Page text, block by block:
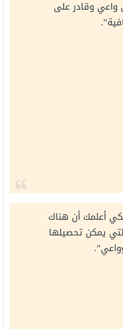
واعي وقادر على
أعلمك أن هناك
يمكن تحصيلها